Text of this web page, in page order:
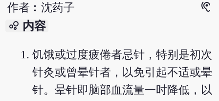
作者︰沈药子
hearing
bubble_chart 内容
饥饿或过度疲倦者忌针，特别是初次
针灸或曾晕针者，以免引起不适或晕
针。晕针即脑部血流量一时降低，以